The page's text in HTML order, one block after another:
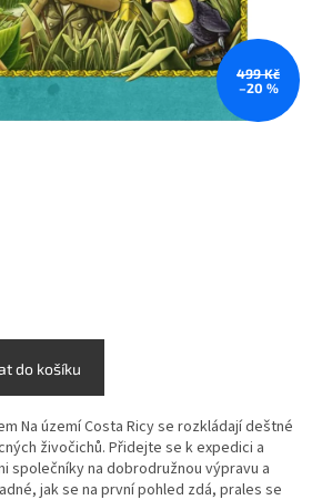
499 Kč
–20 %
do košíku
Na území Costa Ricy se rozkládají deštné
živočichů. Přidejte se k expedici a
společníky na dobrodružnou výpravu a
jak se na první pohled zdá, prales se